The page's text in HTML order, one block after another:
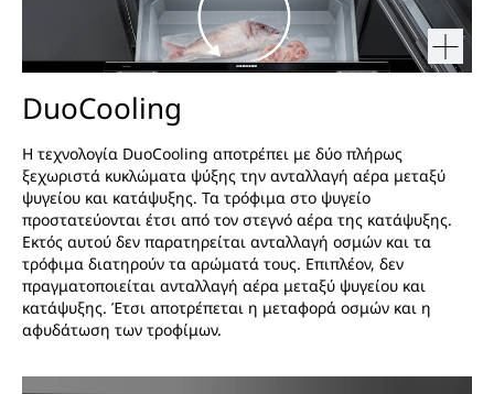
DuoCooling
Η τεχνολογία DuoCooling αποτρέπει με δύο πλήρως
ξεχωριστά κυκλώματα ψύξης την ανταλλαγή αέρα μεταξύ
ψυγείου και κατάψυξης. Τα τρόφιμα στο ψυγείο
προστατεύονται έτσι από τον στεγνό αέρα της κατάψυξης.
Εκτός αυτού δεν παρατηρείται ανταλλαγή οσμών και τα
τρόφιμα διατηρούν τα αρώματά τους. Επιπλέον, δεν
πραγματοποιείται ανταλλαγή αέρα μεταξύ ψυγείου και
κατάψυξης. Έτσι αποτρέπεται η μεταφορά οσμών και η
αφυδάτωση των τροφίμων.